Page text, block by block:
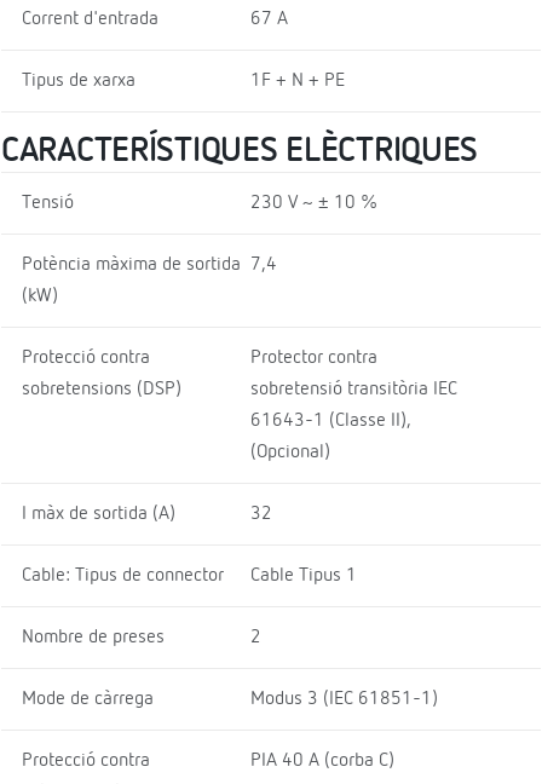
Corrent d'entrada 67 A
Tipus de xarxa 1F + N + PE
CARACTERÍSTIQUES ELÈCTRIQUES
Tensió 230 V ~ ± 10 %
Potència màxima de sortida
(kW)
7,4
Protecció contra
sobretensions (DSP)
Protector contra
sobretensió transitòria IEC
61643-1 (Classe II),
(Opcional)
I màx de sortida (A) 32
Cable: Tipus de connector Cable Tipus 1
Nombre de preses 2
Mode de càrrega Modus 3 (IEC 61851-1)
Protecció contra
PIA 40 A (corba C)